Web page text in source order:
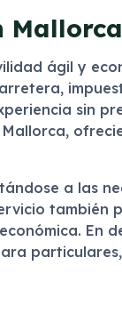
Mallorca
ágil y
sin
a las
también
En